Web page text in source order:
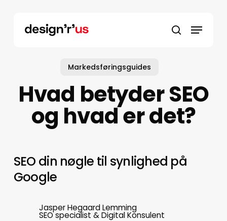
Markedsføringsguides
Hvad betyder SEO
og hvad er det?
SEO din nøgle til synlighed på
Google
Jasper Hegaard Lemming
SEO specialist & Digital Konsulent